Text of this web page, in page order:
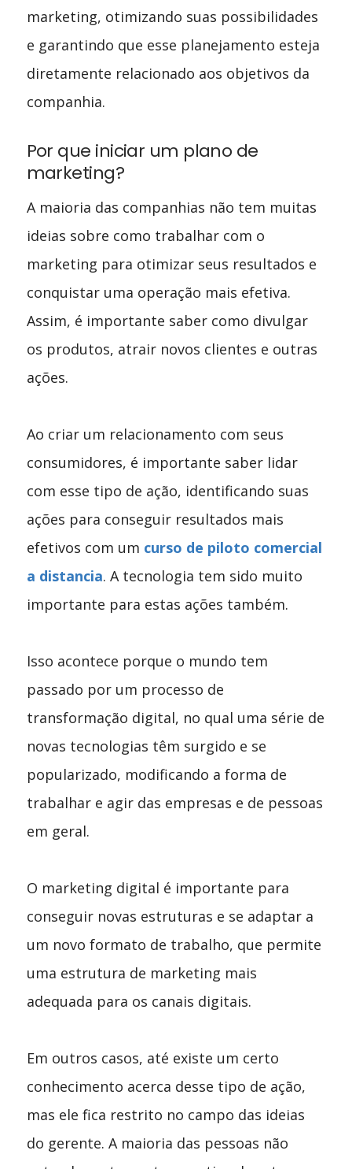
marketing, otimizando suas possibilidades
e garantindo que esse planejamento esteja
diretamente relacionado aos objetivos da
companhia.
Por que iniciar um plano de
marketing?
A maioria das companhias não tem muitas
ideias sobre como trabalhar com o
marketing para otimizar seus resultados e
conquistar uma operação mais efetiva.
Assim, é importante saber como divulgar
os produtos, atrair novos clientes e outras
ações.
Ao criar um relacionamento com seus
consumidores, é importante saber lidar
com esse tipo de ação, identificando suas
ações para conseguir resultados mais
efetivos com um curso de piloto comercial
a distancia. A tecnologia tem sido muito
importante para estas ações também.
Isso acontece porque o mundo tem
passado por um processo de
transformação digital, no qual uma série de
novas tecnologias têm surgido e se
popularizado, modificando a forma de
trabalhar e agir das empresas e de pessoas
em geral.
O marketing digital é importante para
conseguir novas estruturas e se adaptar a
um novo formato de trabalho, que permite
uma estrutura de marketing mais
adequada para os canais digitais.
Em outros casos, até existe um certo
conhecimento acerca desse tipo de ação,
mas ele fica restrito no campo das ideias
do gerente. A maioria das pessoas não